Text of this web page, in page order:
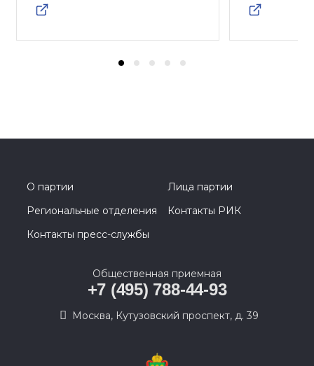
О партии
Лица партии
Региональные отделения
Контакты РИК
Контакты пресс-службы
Общественная приемная
+7 (495) 788-44-93
Москва, Кутузовский проспект, д. 39